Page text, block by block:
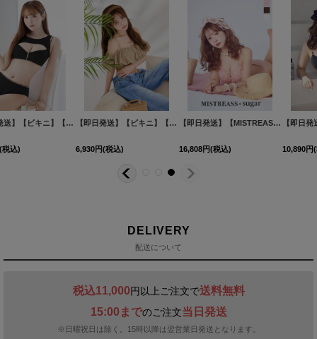
]
[ M240dzj-24NN-MI-1]
三上悠亜着用 [M239dzj-
【即日発送】【ビキニ】【水着】バルーンガーリービキニ 2点セット[FB01]吉木千沙都（ちぃぽぽ）着用
6,930
【即日発送】【MISTREASS×sugarコラボビキニ】【水着】チュールフレアスカートビキニ 3点セット[FB01]三上悠亜着用
16,808
【即日発送】【ビキニ】【水着】フロントジップビジューチェーンビキニ 2点セット [FB01]三上悠亜着用
10,890
DELIVERY
配送について
税込11,000円以上ご注文で送料無料
15:00までのご注文当日発送
※日曜祝日は除く。15時以降は翌営業日発送となります。